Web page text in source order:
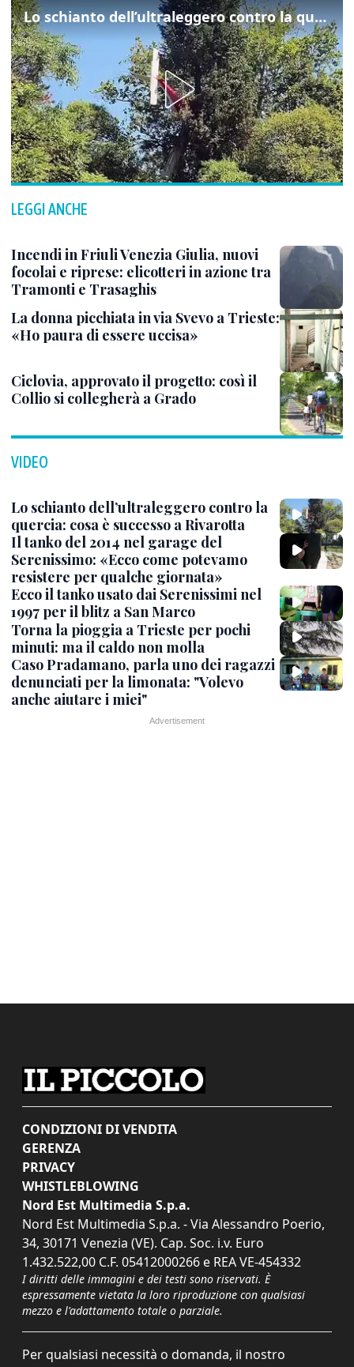
Lo schianto dell’ultraleggero contro la quercia: cosa è successo a Rivarotta
LEGGI ANCHE
Incendi in Friuli Venezia Giulia, nuovi
focolai e riprese: elicotteri in azione tra
Tramonti e Trasaghis
La donna picchiata in via Svevo a Trieste:
«Ho paura di essere uccisa»
Ciclovia, approvato il progetto: così il
Collio si collegherà a Grado
VIDEO
Lo schianto dell’ultraleggero contro la
quercia: cosa è successo a Rivarotta
Il tanko del 2014 nel garage del
Serenissimo: «Ecco come potevamo
resistere per qualche giornata»
Ecco il tanko usato dai Serenissimi nel
1997 per il blitz a San Marco
Torna la pioggia a Trieste per pochi
minuti: ma il caldo non molla
Caso Pradamano, parla uno dei ragazzi
denunciati per la limonata: "Volevo
anche aiutare i miei"
CONDIZIONI DI VENDITA
GERENZA
PRIVACY
WHISTLEBLOWING
Nord Est Multimedia S.p.a.
Nord Est Multimedia S.p.a. - Via Alessandro Poerio,
34, 30171 Venezia (VE). Cap. Soc. i.v. Euro
1.432.522,00 C.F. 05412000266 e REA VE-454332
I diritti delle immagini e dei testi sono riservati. È
espressamente vietata la loro riproduzione con qualsiasi
mezzo e l'adattamento totale o parziale.
Per qualsiasi necessità o domanda, il nostro